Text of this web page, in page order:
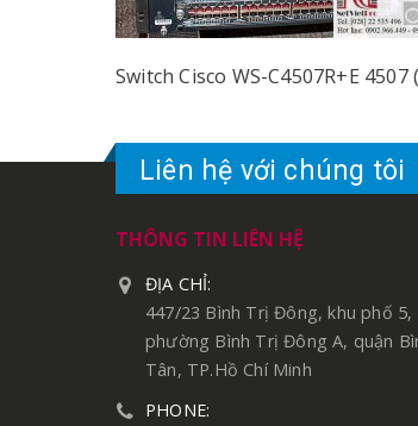
Switch Cisco WS-C4507R+E
Liên hệ với chúng tôi
THÔNG TIN LIÊN HỆ
ĐỊA CHỈ:
447/23 Bình Trị Đông, khu phố 5,
phường Bình Trị Đông A, quận
Tân, TP.Hồ Chí Minh
PHONE: